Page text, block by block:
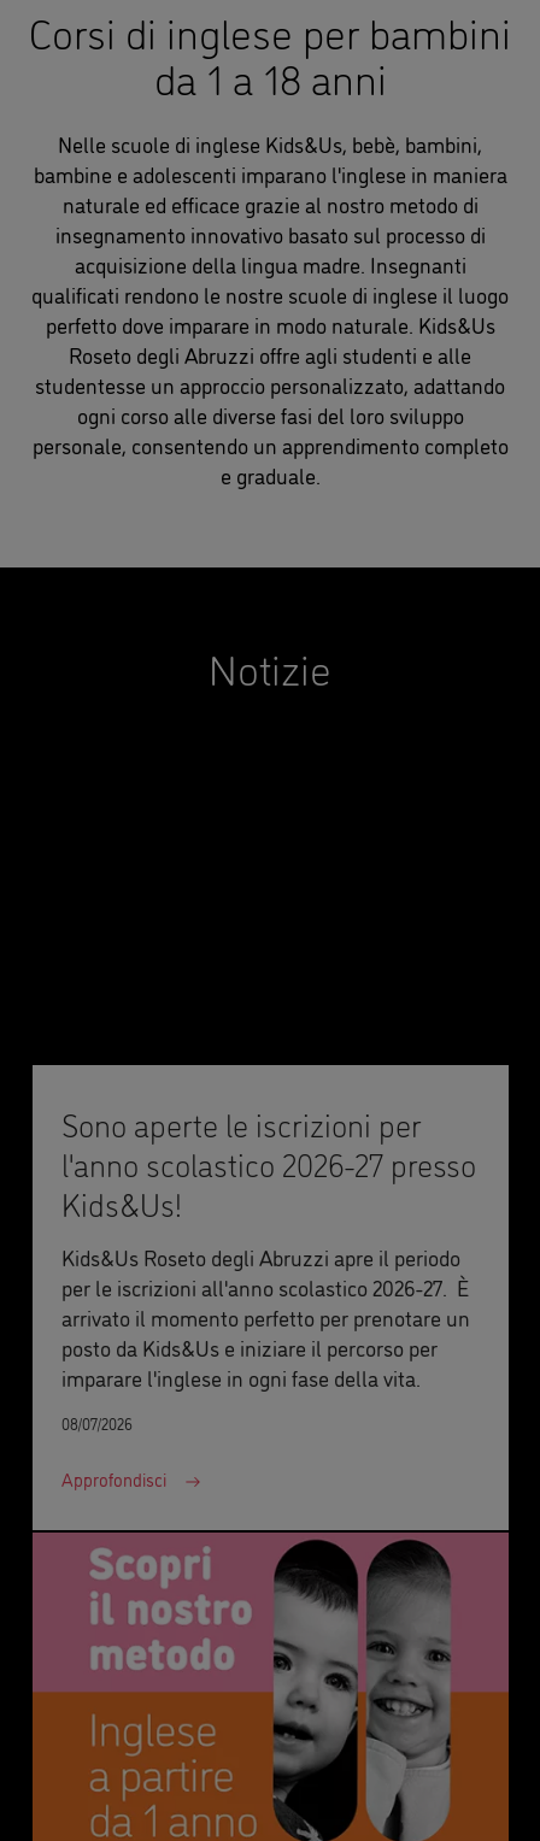
Corsi di inglese per bambini
da 1 a 18 anni
Nelle scuole di inglese Kids&Us, bebè, bambini,
bambine e adolescenti imparano l'inglese in maniera
naturale ed efficace grazie al nostro metodo di
insegnamento innovativo basato sul processo di
acquisizione della lingua madre. Insegnanti
qualificati rendono le nostre scuole di inglese il luogo
perfetto dove imparare in modo naturale. Kids&Us
Roseto degli Abruzzi offre agli studenti e alle
studentesse un approccio personalizzato, adattando
ogni corso alle diverse fasi del loro sviluppo
personale, consentendo un apprendimento completo
e graduale.
Notizie
Sono aperte le iscrizioni per
l'anno scolastico 2026-27 presso
Kids&Us!
Kids&Us Roseto degli Abruzzi apre il periodo
per le iscrizioni all'anno scolastico 2026-27. È
arrivato il momento perfetto per prenotare un
posto da Kids&Us e iniziare il percorso per
imparare l'inglese in ogni fase della vita.
08/07/2026
Approfondisci